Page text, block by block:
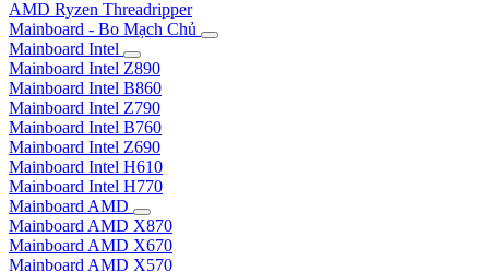
AMD Ryzen Threadripper
Mainboard - Bo Mạch Chủ
Mainboard Intel
Mainboard Intel Z890
Mainboard Intel B860
Mainboard Intel Z790
Mainboard Intel B760
Mainboard Intel Z690
Mainboard Intel H610
Mainboard Intel H770
Mainboard AMD
Mainboard AMD X870
Mainboard AMD X670
Mainboard AMD X570